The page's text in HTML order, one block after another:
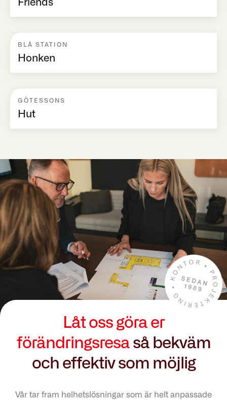
Friends
BLÅ STATION
Honken
GÖTESSONS
Hut
Låt oss göra er
förändringsresa så bekväm
och effektiv som möjlig
Vår tar fram helhetslösningar som är helt anpassade